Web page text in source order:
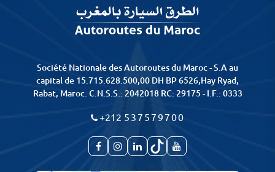
Société Nationale des Autoroutes du Maroc - S.A au
capital de 15.715.628.500,00 DH BP 6526,Hay Ryad,
Rabat, Maroc. C.N.S.S.: 2042018 RC: 29175 - I.F.: 0333
+212 537579700